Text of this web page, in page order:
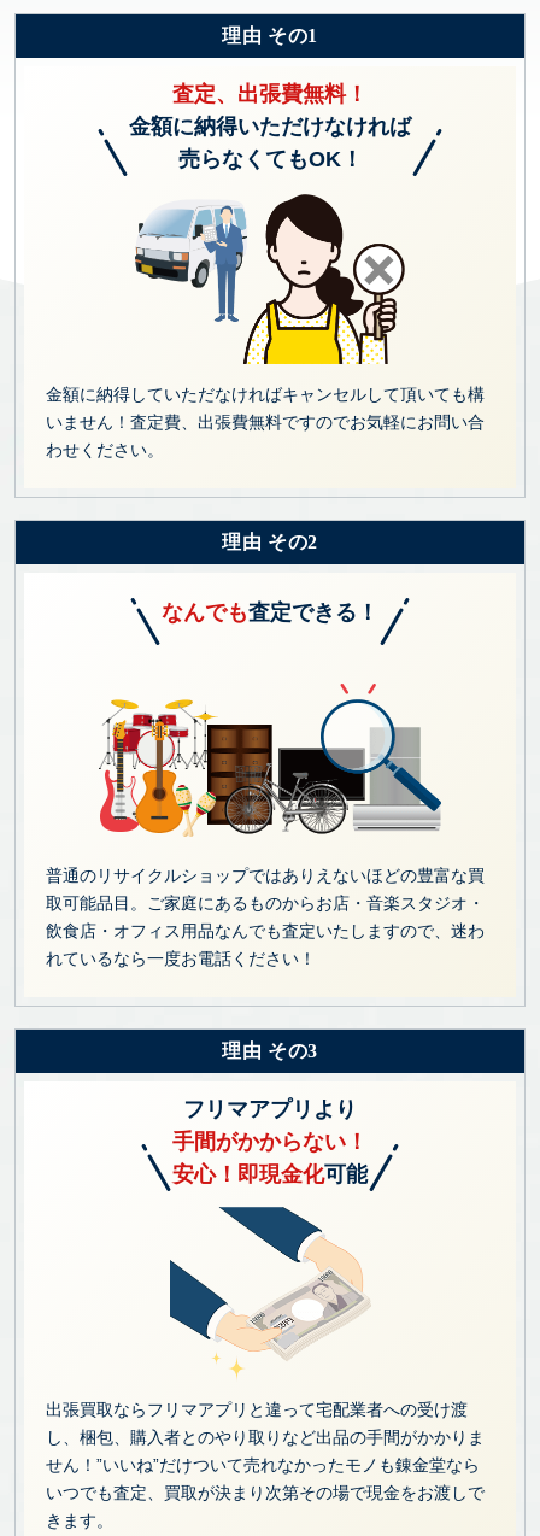
理由 その1
査定、出張費無料！
金額に納得いただけなければ
売らなくてもOK！
金額に納得していただなければキャンセルして頂いても構
いません！査定費、出張費無料ですのでお気軽にお問い合
わせください。
理由 その2
なんでも査定できる！
普通のリサイクルショップではありえないほどの豊富な買
取可能品目。ご家庭にあるものからお店・音楽スタジオ・
飲食店・オフィス用品なんでも査定いたしますので、迷わ
れているなら一度お電話ください！
理由 その3
フリマアプリより
手間がかからない！
安心！即現金化可能
出張買取ならフリマアプリと違って宅配業者への受け渡
し、梱包、購入者とのやり取りなど出品の手間がかかりま
せん！”いいね”だけついて売れなかったモノも錬金堂なら
いつでも査定、買取が決まり次第その場で現金をお渡しで
きます。